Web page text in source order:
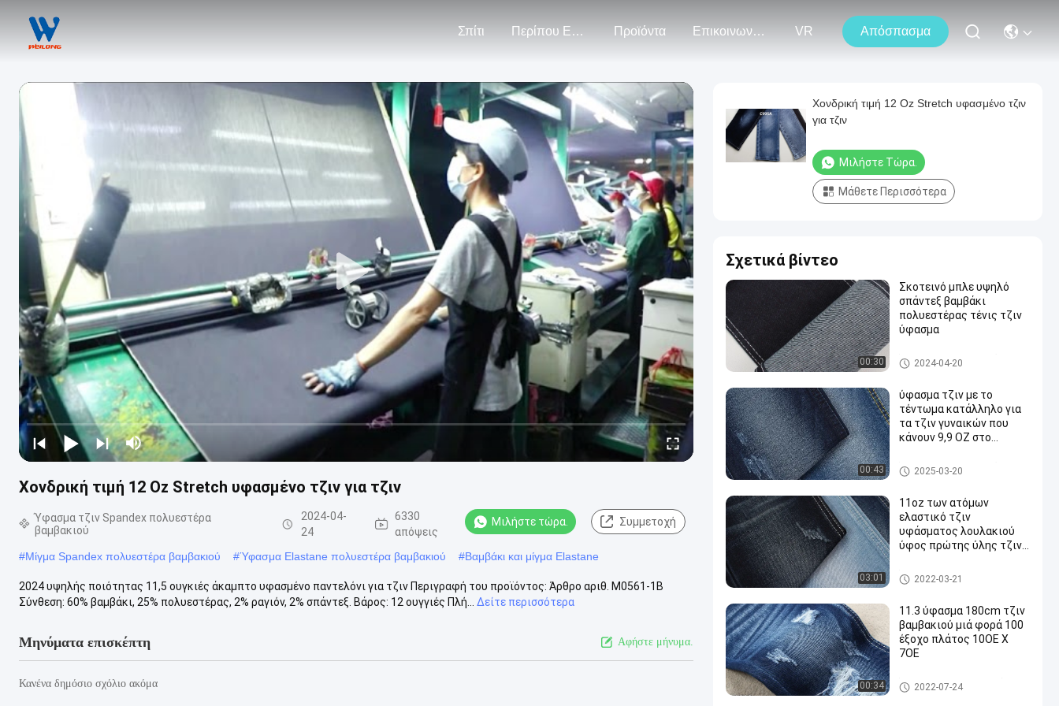
Σπίτι Περίπου Εμείς Προϊόντα Επικοινωνήστε Μαζί Μας VR Απόσπασμα
Χονδρική τιμή 12 Oz Stretch υφασμένο τζιν για τζιν
Ύφασμα τζιν Spandex πολυεστέρα
βαμβακιού
2024-04-
24
6330
απόψεις
Μιλήστε τώρα. Συμμετοχή
#Μίγμα Spandex πολυεστέρα βαμβακιού #Ύφασμα Elastane πολυεστέρα βαμβακιού #Βαμβάκι και μίγμα Elastane
2024 υψηλής ποιότητας 11,5 ουγκιές άκαμπτο υφασμένο παντελόνι για τζιν Περιγραφή του προϊόντος: Άρθρο αριθ. M0561-1B
Σύνθεση: 60% βαμβάκι, 25% πολυεστέρας, 2% ραγιόν, 2% σπάντεξ. Βάρος: 12 ουγγιές Πλή...
Δείτε περισσότερα
Μηνύματα επισκέπτη Αφήστε μήνυμα.
Κανένα δημόσιο σχόλιο ακόμα
Χονδρική τιμή 12 Oz Stretch υφασμένο τζιν
για τζιν
Μιλήστε Τώρα.
Μάθετε Περισσότερα
Σχετικά βίντεο
00:30
Σκοτεινό μπλε υψηλό
σπάντεξ βαμβάκι
πολυεστέρας τένις τζιν
ύφασμα
Ύφασμα τζιν τεντωμάτων
2024-04-20
00:43
ύφασμα τζιν με το
τέντωμα κατάλληλο για
τα τζιν γυναικών που
κάνουν 9,9 OZ στο
Ύφασμα τζιν τεντωμάτων
2025-03-20
03:01
11oz των ατόμων
ελαστικό τζιν
υφάσματος λουλακιού
ύφος πρώτης ύλης τζιν
λεπτό
Ύφασμα τζιν Spandex πολυεσ
τέρα βαμβακιού
2022-03-21
00:34
11.3 ύφασμα 180cm τζιν
βαμβακιού μιά φορά 100
έξοχο πλάτος 10OE Χ
7OE
Ύφασμα τζιν βαμβακιού 100
2022-07-24